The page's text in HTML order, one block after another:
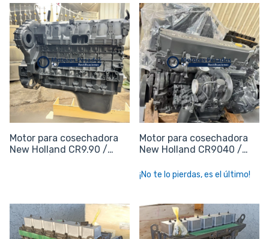
Motor para cosechadora
New Holland CR9.90 /
Motor para cosechadora
New Holland CR9040 /
¡No te lo pierdas, es el último!